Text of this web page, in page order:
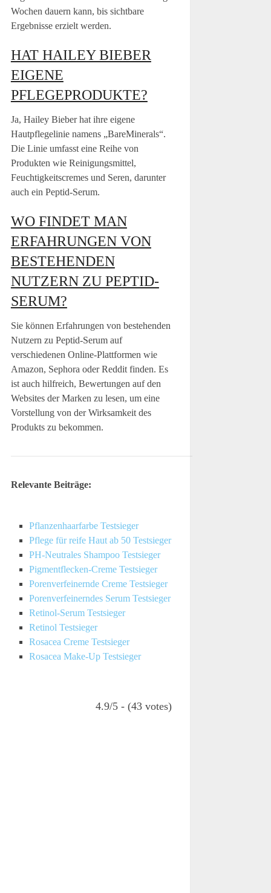
Wochen dauern kann, bis sichtbare
Ergebnisse erzielt werden.
HAT HAILEY BIEBER
EIGENE
PFLEGEPRODUKTE?
Ja, Hailey Bieber hat ihre eigene
Hautpflegelinie namens „BareMinerals“.
Die Linie umfasst eine Reihe von
Produkten wie Reinigungsmittel,
Feuchtigkeitscremes und Seren, darunter
auch ein Peptid-Serum.
WO FINDET MAN
ERFAHRUNGEN VON
BESTEHENDEN
NUTZERN ZU PEPTID-
SERUM?
Sie können Erfahrungen von bestehenden
Nutzern zu Peptid-Serum auf
verschiedenen Online-Plattformen wie
Amazon, Sephora oder Reddit finden. Es
ist auch hilfreich, Bewertungen auf den
Websites der Marken zu lesen, um eine
Vorstellung von der Wirksamkeit des
Produkts zu bekommen.
Relevante Beiträge:
Pflanzenhaarfarbe Testsieger
Pflege für reife Haut ab 50 Testsieger
PH-Neutrales Shampoo Testsieger
Pigmentflecken-Creme Testsieger
Porenverfeinernde Creme Testsieger
Porenverfeinerndes Serum Testsieger
Retinol-Serum Testsieger
Retinol Testsieger
Rosacea Creme Testsieger
Rosacea Make-Up Testsieger
4.9/5 - (43 votes)